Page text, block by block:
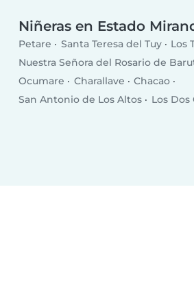
Niñeras en Estado
Petare Santa Teresa del Tuy Los
Nuestra Señora del Rosario de
Ocumare
Charallave
Chacao
San Antonio de Los Altos
Los Dos